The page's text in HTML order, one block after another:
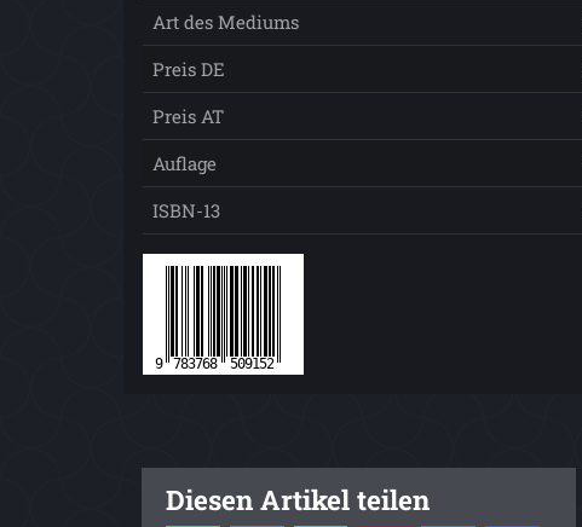
Art des Mediums
Preis DE
Preis AT
Auflage
ISBN-13
Diesen Artikel teilen